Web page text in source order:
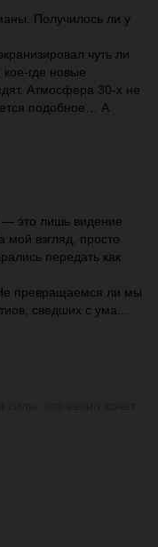
Получилось ли у
чуть ли
где новые
Атмосфера 30-х не
подобное… А
— это лишь видение
взгляд, просто
передать как
превращаемся ли мы
сведших с ума...